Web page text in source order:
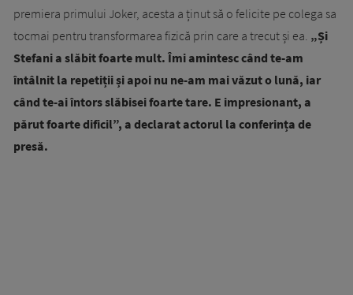
premiera primului Joker, acesta a ținut să o felicite pe colega sa
tocmai pentru transformarea fizică prin care a trecut și ea. „Și
Stefani a slăbit foarte mult. Îmi amintesc când te-am
întâlnit la repetiții și apoi nu ne-am mai văzut o lună, iar
când te-ai întors slăbisei foarte tare. E impresionant, a
părut foarte dificil”, a declarat actorul la conferința de
presă.